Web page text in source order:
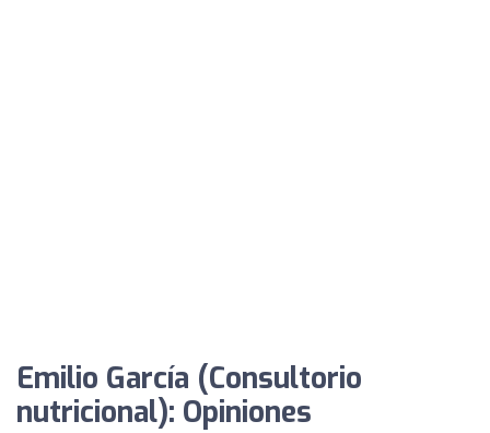
Emilio García (Consultorio
nutricional): Opiniones